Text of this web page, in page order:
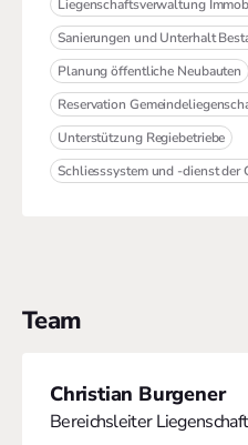
Liegenschaftsverwaltung
Sanierungen und Unterhalt
Planung öffentliche Neubauten
Reservation
Unterstützung Regiebetriebe
Schliesssystem und -dienst der
Team
Christian Burgener
Bereichsleiter